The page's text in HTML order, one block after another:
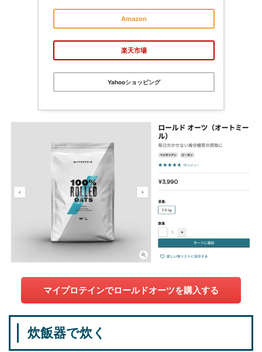
Amazon
楽天市場
Yahooショッピング
マイプロテインでロールドオーツを購入する
炊飯器で炊く